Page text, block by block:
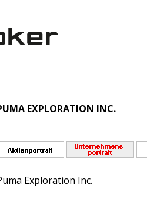
EXPLORATION INC.
Exploration Inc.